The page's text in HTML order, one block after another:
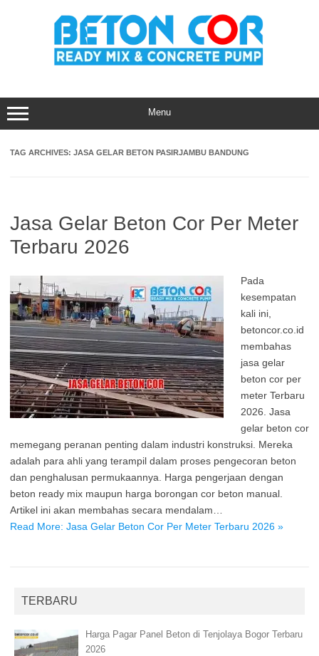
Menu
TAG ARCHIVES: JASA GELAR BETON PASIRJAMBU BANDUNG
Jasa Gelar Beton Cor Per Meter
Terbaru 2026
Pada
kesempatan
kali ini,
betoncor.co.id
membahas
jasa gelar
beton cor per
meter Terbaru
2026. Jasa
gelar beton cor
memegang peranan penting dalam industri konstruksi. Mereka
adalah para ahli yang terampil dalam proses pengecoran beton
dan penghalusan permukaannya. Harga pengerjaan dengan
beton ready mix maupun harga borongan cor beton manual.
Artikel ini akan membahas secara mendalam…
Read More: Jasa Gelar Beton Cor Per Meter Terbaru 2026 »
TERBARU
Harga Pagar Panel Beton di Tenjolaya Bogor Terbaru
2026